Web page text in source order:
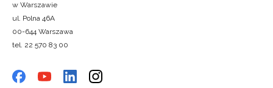
w Warszawie
ul. Polna 46A
00-644 Warszawa
tel. 22 570 83 00